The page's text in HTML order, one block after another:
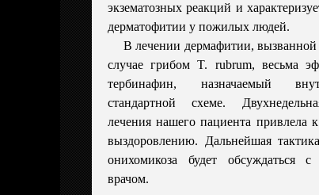
экзематозных реакций и
дерматофитии у пожилых людей.
В лечении дермафитии,
случае грибом T. rubrum, весьма
тербинафин, назначаемый
стандартной схеме.
лечения нашего пациента привлела
выздоровлению. Дальнейшая
онихомикоза будет обсуждаться
врачом.